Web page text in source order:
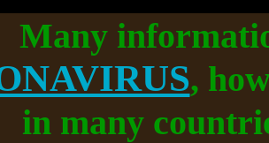
Many
,
in many